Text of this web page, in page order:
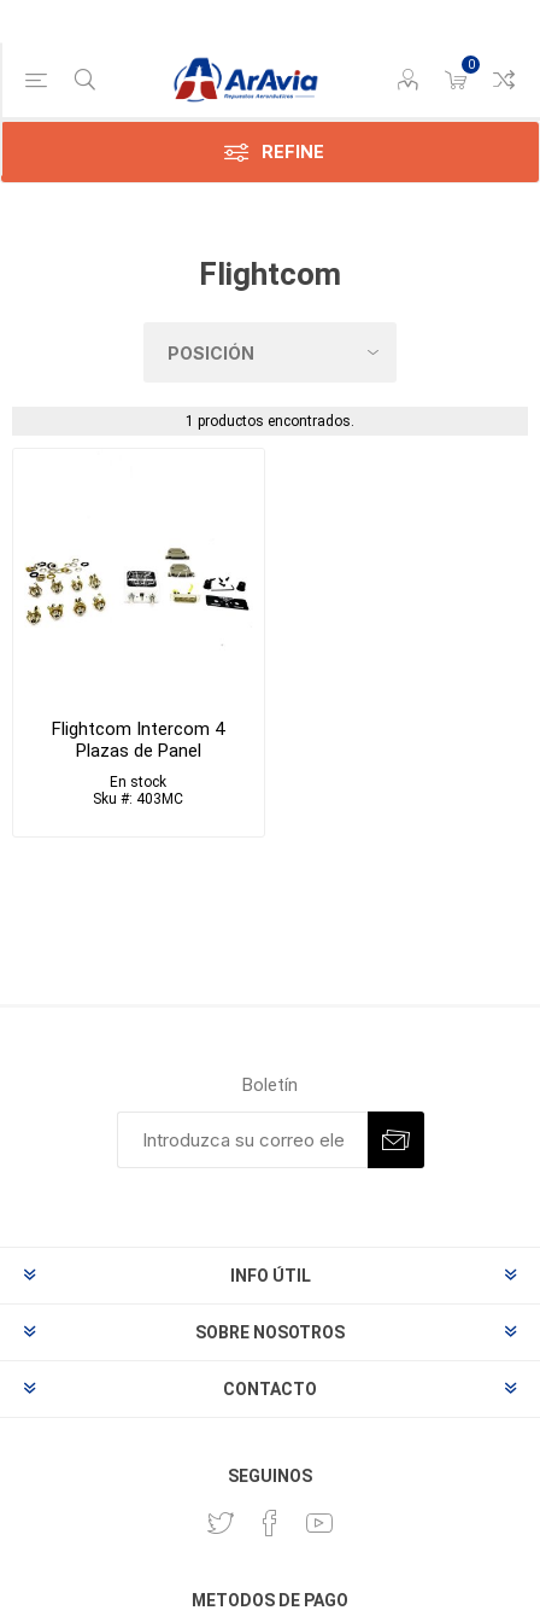
0
REFINE
Flightcom
1 productos encontrados.
Flightcom Intercom 4
Plazas de Panel
En stock
Sku #: 403MC
Categoría
Intercom
Boletín
INFO ÚTIL
SOBRE NOSOTROS
CONTACTO
SEGUINOS
METODOS DE PAGO